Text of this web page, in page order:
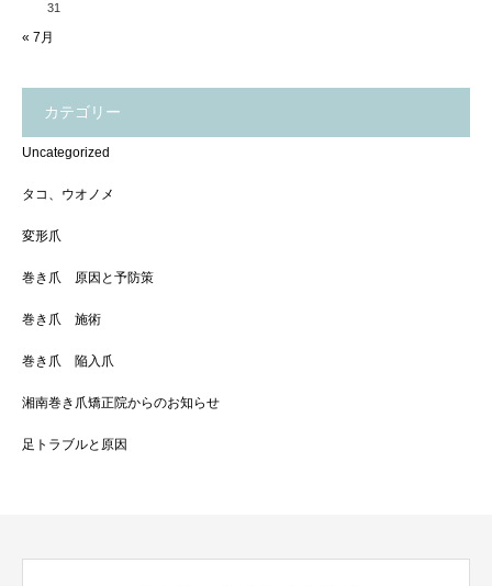
31
« 7月
カテゴリー
Uncategorized
タコ、ウオノメ
変形爪
巻き爪 原因と予防策
巻き爪 施術
巻き爪 陥入爪
湘南巻き爪矯正院からのお知らせ
足トラブルと原因